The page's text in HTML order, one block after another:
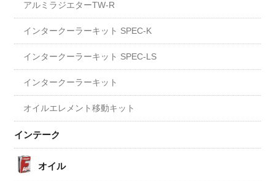
アルミラジエターTW-R
インタークーラーキット SPEC-K
インタークーラーキット SPEC-LS
インタークーラーキット
オイルエレメント移動キット
インテーク
オイル